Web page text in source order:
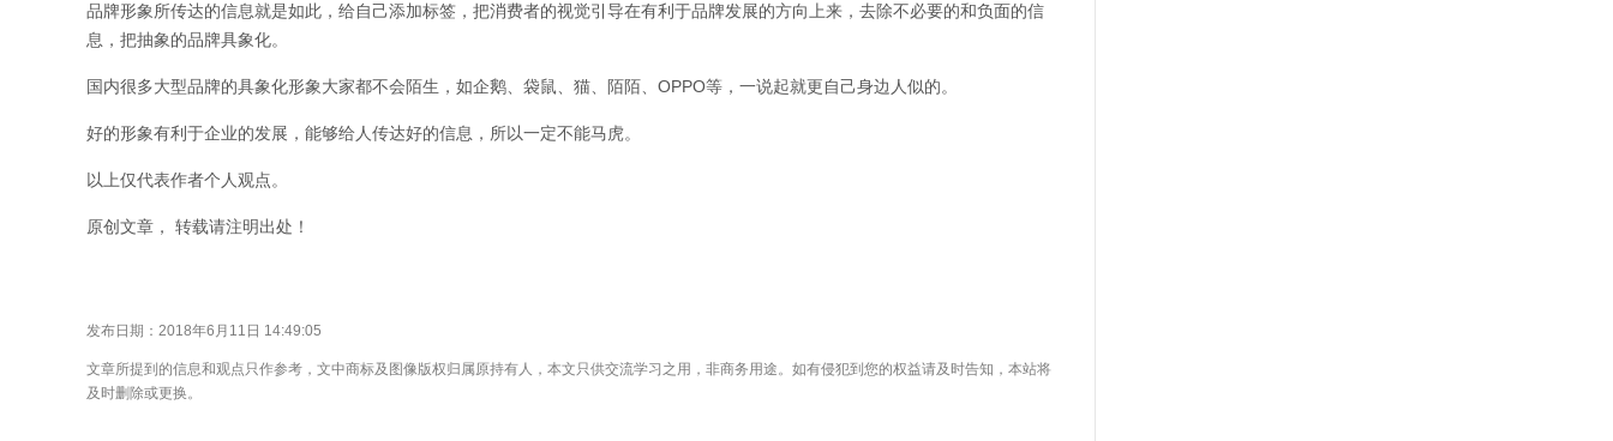
品牌形象所传达的信息就是如此，给自己添加标签，把消费者的视觉引导在有利于品牌发展的方向上来，去除不必要的和负面的信
息，把抽象的品牌具象化。
国内很多大型品牌的具象化形象大家都不会陌生，如企鹅、袋鼠、猫、陌陌、OPPO等，一说起就更自己身边人似的。
好的形象有利于企业的发展，能够给人传达好的信息，所以一定不能马虎。
以上仅代表作者个人观点。
原创文章， 转载请注明出处！
发布日期：2018年6月11日 14:49:05
文章所提到的信息和观点只作参考，文中商标及图像版权归属原持有人，本文只供交流学习之用，非商务用途。如有侵犯到您的权益请及时告知，本站将
及时删除或更换。